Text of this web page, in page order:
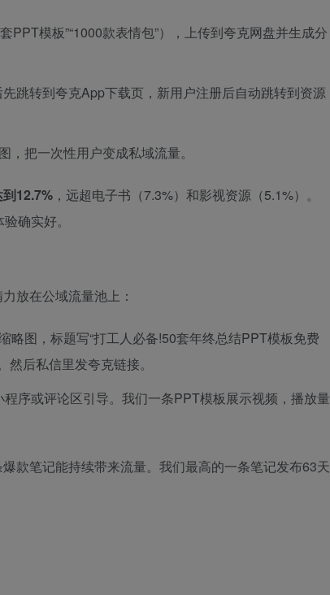
PPT模板”“1000款表情包”），上传到夸克网盘并生成分
跳转到夸克App下载页，新用户注册后自动跳转到资源
，把一次性用户变成私域流量。
12.7% ，远超电子书（7.3%）和影视资源（5.1%）。
确实好。
放在公域流量池上：
略图，标题写“打工人必备!50套年终总结PPT模板免费
然后私信里发夸克链接。
序或评论区引导。我们一条PPT模板展示视频，播放量
爆款笔记能持续带来流量。我们最高的一条笔记发布63天